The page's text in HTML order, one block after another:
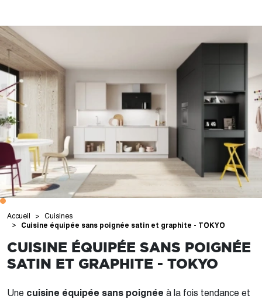
Accueil Cuisines
Cuisine équipée sans poignée satin et graphite - TOKYO
CUISINE ÉQUIPÉE SANS POIGNÉE
SATIN ET GRAPHITE - TOKYO
Une cuisine équipée sans poignée à la fois tendance et